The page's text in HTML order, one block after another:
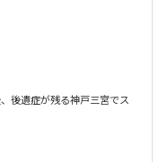
後遺症が残る神戸三宮でス